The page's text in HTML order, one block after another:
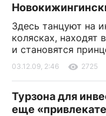
Здесь танцуют на
колясках, находят
и становятся
03.12.09, 2:46 2725
Турзона для
еще